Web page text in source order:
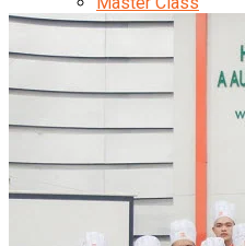
Bí Quyết Kinh
Chuyên Đề Bếp
Video Dạy Làm
Quản Trị NHKS
Quản Trị Nhà
Nghiệp Vụ Quản Lý
Quản Lý Nhà
Quản Lý Khách
Nghiệp Vụ Quản Lý
Nghiệp Vụ Lễ Tân
Giám Đốc Điều